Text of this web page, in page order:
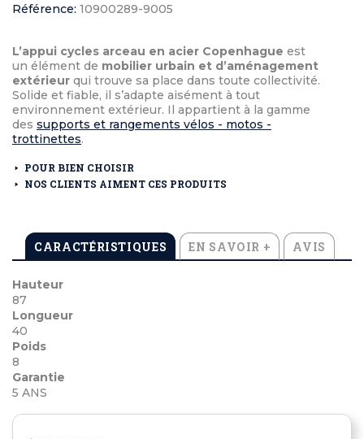
Référence: 10900289-9005
L’appui cycles arceau en acier Copenhague est
un élément de mobilier urbain et d’aménagement
extérieur qui trouve sa place dans toute collectivité.
Solide et fiable, il s’adapte aisément à tout
environnement extérieur. Il appartient à la gamme
des supports et rangements vélos - motos -
trottinettes.
POUR BIEN CHOISIR
NOS CLIENTS AIMENT CES PRODUITS
CARACTÉRISTIQUES EN SAVOIR + AVIS
Hauteur
87
Longueur
40
Poids
8
Garantie
5 ANS